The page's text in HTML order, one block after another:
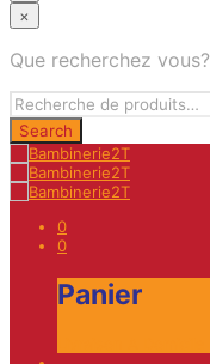
×
Que recherchez vous?
0
0
Panier